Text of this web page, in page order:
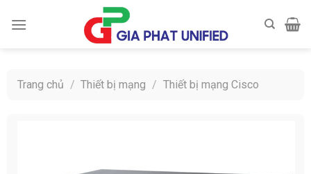
Trang chủ / Thiết bị mạng / Thiết bị mạng Cisco